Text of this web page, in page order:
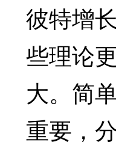
彼特增
些理论
大。简
重要，